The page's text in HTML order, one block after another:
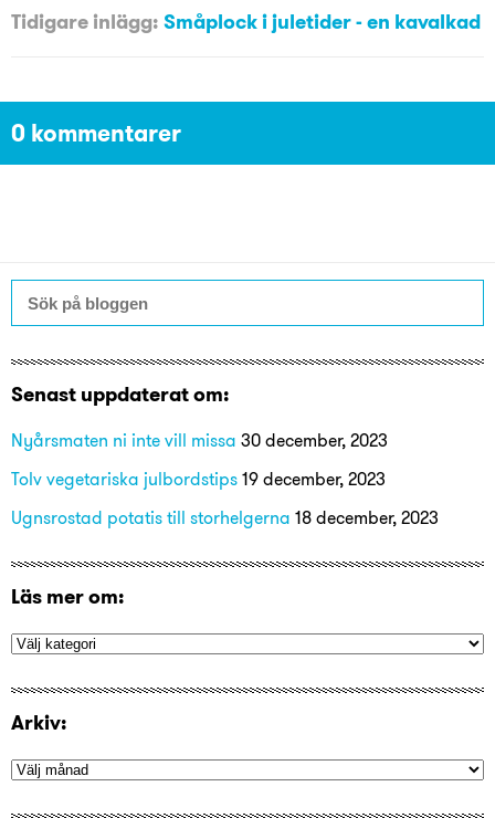
Tidigare inlägg: Småplock i juletider - en kavalkad
Senast uppdaterat om:
Nyårsmaten ni inte vill missa 30 december, 2023
Tolv vegetariska julbordstips 19 december, 2023
Ugnsrostad potatis till storhelgerna 18 december, 2023
Läs mer om:
Arkiv:
0 kommentarer